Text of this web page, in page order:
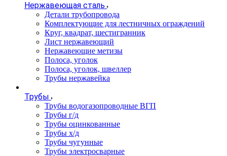
Нержавеющая сталь
Детали трубопровода
Комплектующие для лестничных ограждений
Круг, квадрат, шестигранник
Лист нержавеющий
Нержавеющие метизы
Полоса, уголок
Полоса, уголок, швеллер
Трубы нержавейка
Трубы
Трубы водогазопроводные ВГП
Трубы г/д
Трубы оцинкованные
Трубы х/д
Трубы чугунные
Трубы электросварные